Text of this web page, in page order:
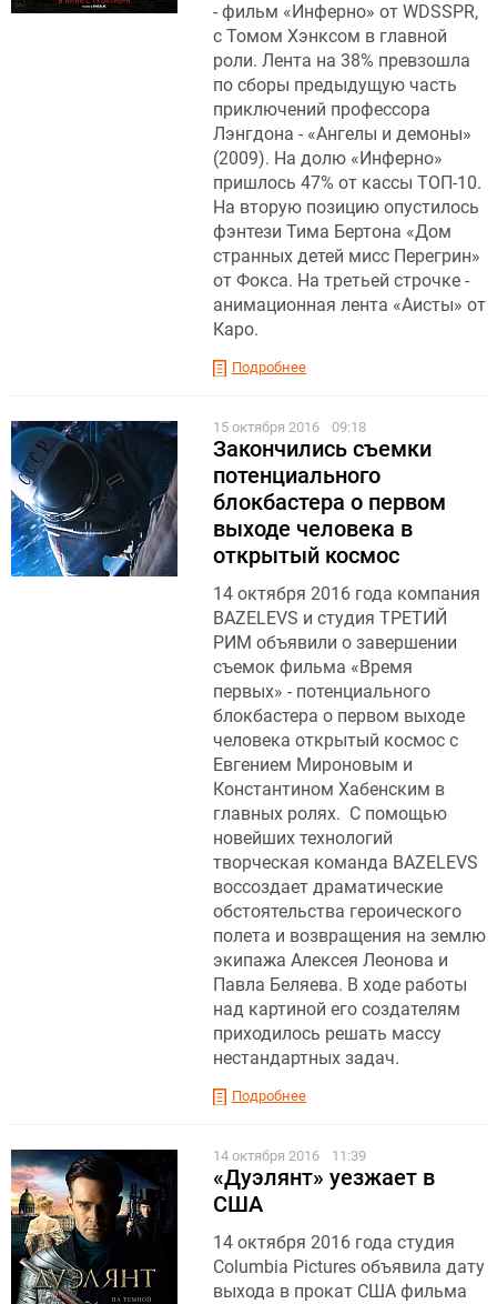
- фильм «Инферно» от WDSSPR,
с Томом Хэнксом в главной
роли. Лента на 38% превзошла
по сборы предыдущую часть
приключений профессора
Лэнгдона - «Ангелы и демоны»
(2009). На долю «Инферно»
пришлось 47% от кассы ТОП-10.
На вторую позицию опустилось
фэнтези Тима Бертона «Дом
странных детей мисс Перегрин»
от Фокса. На третьей строчке -
анимационная лента «Аисты» от
Каро.
Подробнее
15 октября 2016 09:18
Закончились съемки
потенциального
блокбастера о первом
выходе человека в
открытый космос
14 октября 2016 года компания
BAZELEVS и студия ТРЕТИЙ
РИМ объявили о завершении
съемок фильма «Время
первых» - потенциального
блокбастера о первом выходе
человека открытый космос с
Евгением Мироновым и
Константином Хабенским в
главных ролях. С помощью
новейших технологий
творческая команда BAZELEVS
воссоздает драматические
обстоятельства героического
полета и возвращения на землю
экипажа Алексея Леонова и
Павла Беляева. В ходе работы
над картиной его создателям
приходилось решать массу
нестандартных задач.
Подробнее
14 октября 2016 11:39
«Дуэлянт» уезжает в
США
14 октября 2016 года студия
Columbia Pictures объявила дату
выхода в прокат США фильма